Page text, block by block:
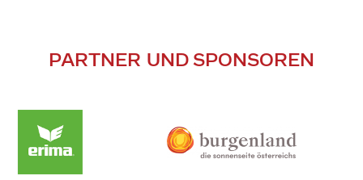
PARTNER UND SPONSOREN